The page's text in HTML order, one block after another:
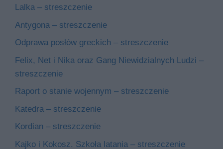
Lalka – streszczenie
Antygona – streszczenie
Odprawa posłów greckich – streszczenie
Felix, Net i Nika oraz Gang Niewidzialnych Ludzi –
streszczenie
Raport o stanie wojennym – streszczenie
Katedra – streszczenie
Kordian – streszczenie
Kajko i Kokosz. Szkoła latania – streszczenie